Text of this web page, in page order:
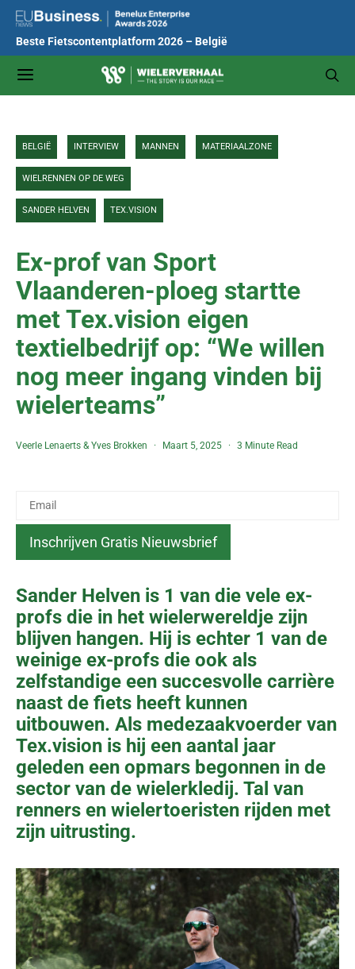
Beste Fietscontentplatform 2026 – België
BELGIË INTERVIEW MANNEN MATERIAALZONE
WIELRENNEN OP DE WEG
SANDER HELVEN TEX.VISION
Ex-prof van Sport
Vlaanderen-ploeg startte
met Tex.vision eigen
textielbedrijf op: “We willen
nog meer ingang vinden bij
wielerteams”
Veerle Lenaerts &Yves Brokken Maart 5, 2025 3 Minute Read
Sander Helven is 1 van die vele ex-
profs die in het wielerwereldje zijn
blijven hangen. Hij is echter 1 van de
weinige ex-profs die ook als
zelfstandige een succesvolle carrière
naast de fiets heeft kunnen
uitbouwen. Als medezaakvoerder van
Tex.vision is hij een aantal jaar
geleden een opmars begonnen in de
sector van de wielerkledij. Tal van
renners en wielertoeristen rijden met
zijn uitrusting.